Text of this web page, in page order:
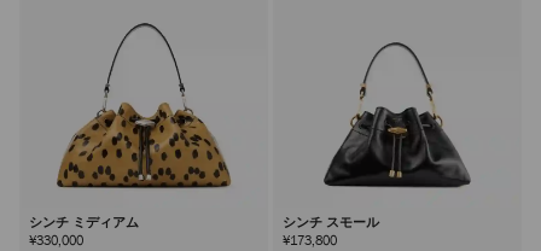
シンチ ミディアム
¥330,000
シンチ スモール
¥173,800